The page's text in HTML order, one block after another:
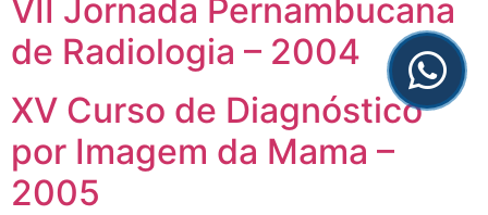
VII Jornada Pernambucana
de Radiologia – 2004
XV Curso de Diagnóstico
por Imagem da Mama –
2005